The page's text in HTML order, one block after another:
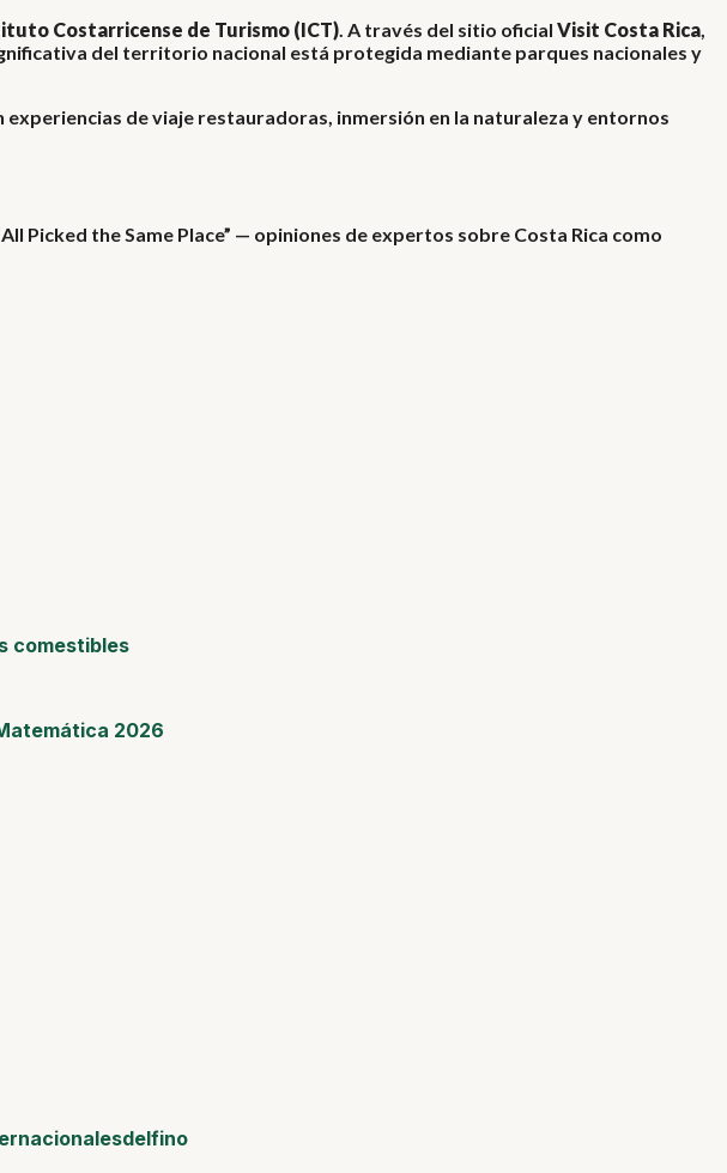
Costarricense de Turismo (ICT). A través del sitio oficial Visit Costa Rica,
del territorio nacional está protegida mediante parques nacionales y
de viaje restauradoras, inmersión en la naturaleza y entornos
Picked the Same Place” — opiniones de expertos sobre Costa Rica como
comestibles
2026